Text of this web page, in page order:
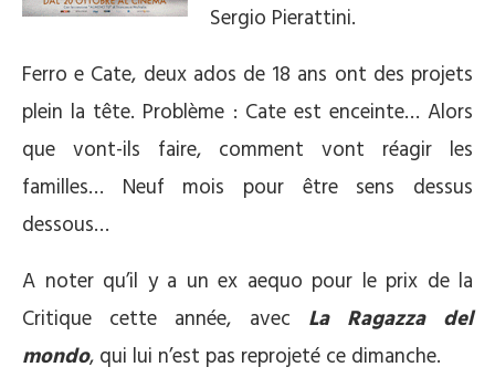
Sergio Pierattini.
Ferro e Cate, deux ados de 18 ans ont des projets
plein la tête. Problème : Cate est enceinte… Alors
que vont-ils faire, comment vont réagir les
familles… Neuf mois pour être sens dessus
dessous…
A noter qu’il y a un ex aequo pour le prix de la
Critique cette année, avec La Ragazza del
mondo, qui lui n’est pas reprojeté ce dimanche.